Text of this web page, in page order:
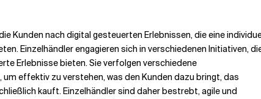
Kunden nach digital gesteuerten Erlebnissen, die eine
Einzelhändler engagieren sich in verschiedenen Initiativen,
Erlebnisse bieten. Sie verfolgen verschiedene
effektiv zu verstehen, was den Kunden dazu bringt, das
kauft. Einzelhändler sind daher bestrebt, agile und